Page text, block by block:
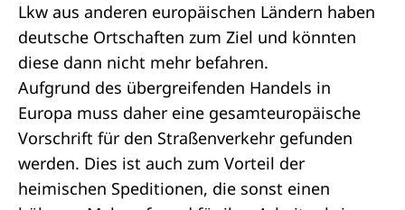
Lkw aus anderen europäischen Ländern haben
deutsche Ortschaften zum Ziel und könnten
diese dann nicht mehr befahren.
Aufgrund des übergreifenden Handels in
Europa muss daher eine gesamteuropäische
Vorschrift für den Straßenverkehr gefunden
werden. Dies ist auch zum Vorteil der
heimischen Speditionen, die sonst einen